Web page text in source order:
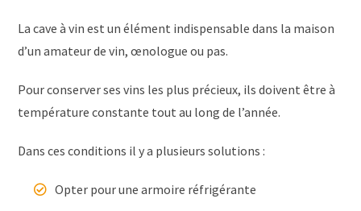
La cave à vin est un élément indispensable dans la maison
d’un amateur de vin, œnologue ou pas.
Pour conserver ses vins les plus précieux, ils doivent être à
température constante tout au long de l’année.
Dans ces conditions il y a plusieurs solutions :
Opter pour une armoire réfrigérante